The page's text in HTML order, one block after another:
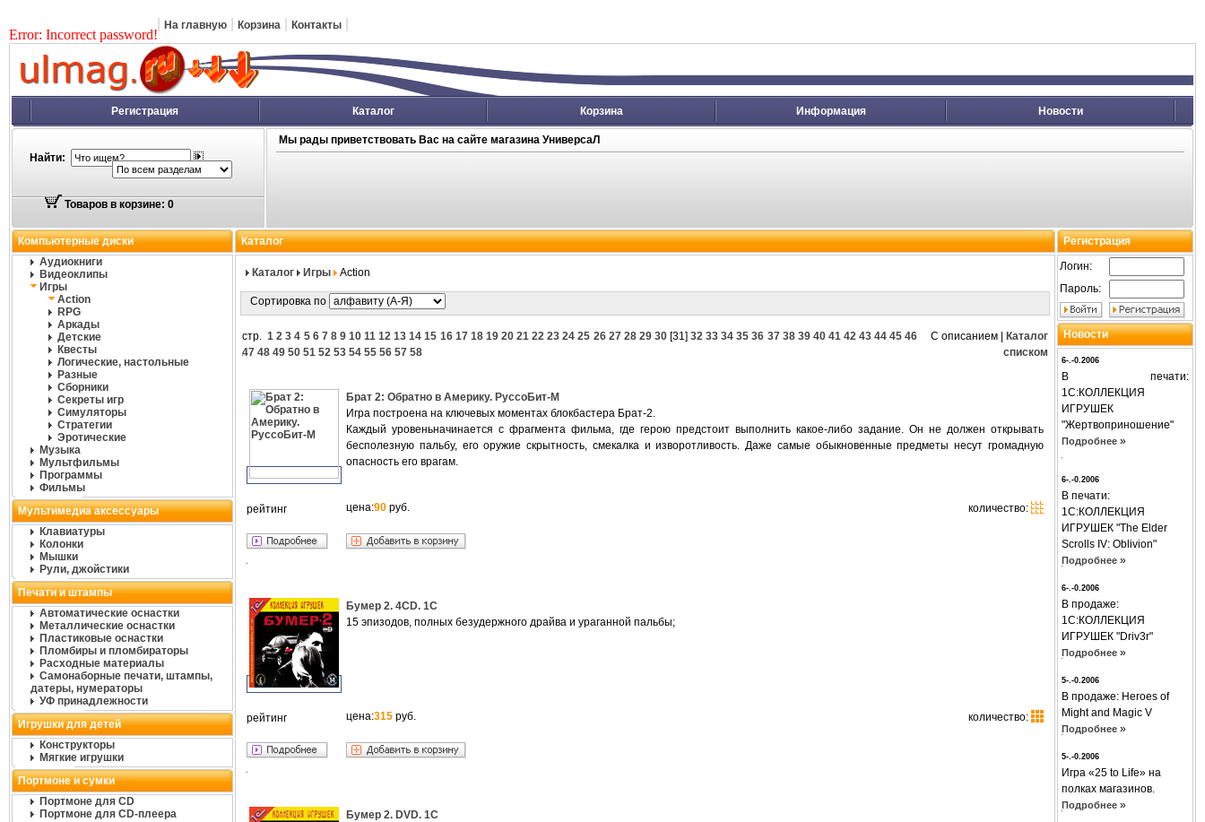
Error: Incorrect password!
На главную Корзина Контакты
Регистрация Каталог Корзина Информация Новости
Найти:
Товаров в корзине: 0
Мы рады приветствовать Вас на сайте магазина УниверсаЛ
Компьютерные диски
Аудиокниги
Видеоклипы
Игры
Action
RPG
Аркады
Детские
Квесты
Логические, настольные
Разные
Сборники
Секреты игр
Симуляторы
Стратегии
Эротические
Музыка
Мультфильмы
Программы
Фильмы
Мультимедиа аксессуары
Клавиатуры
Колонки
Мышки
Рули, джойстики
Печати и штампы
Автоматические оснастки
Металлические оснастки
Пластиковые оснастки
Пломбиры и пломбираторы
Расходные материалы
Самонаборные печати, штампы,
датеры, нумераторы
УФ принадлежности
Игрушки для детей
Конструкторы
Мягкие игрушки
Портмоне и сумки
Портмоне для CD
Портмоне для CD-плеера
Каталог
Каталог Игры Action
Сортировка по
стр.1 2 3 4 5 6 7 8 9 10 11 12 13 14 15 16 17 18 19 20 21 22 23 24 25 26 27 28 29 30[31]32 33 34 35 36 37 38 39 40 41 42 43 44 45 46
47 48 49 50 51 52 53 54 55 56 57 58
С описанием
Каталог
списком
Брат 2: Обратно в Америку. РуссоБит-М
Игра построена на ключевых моментах блокбастера Брат-2.
Каждый уровеньначинается с фрагмента фильма, где герою предстоит выполнить какое-либо задание. Он не должен открывать
бесполезную пальбу, его оружие скрытность, смекалка и изворотливость. Даже самые обыкновенные предметы несут громадную
опасность его врагам.
рейтинг цена:90 руб. количество:
Бумер 2. 4CD. 1C
15 эпизодов, полных безудержного драйва и ураганной пальбы;
рейтинг цена:315 руб. количество:
Бумер 2. DVD. 1C
Регистрация
Логин:
Пароль:
Новости
6-.-0.2006
В печати:
1С:КОЛЛЕКЦИЯ
ИГРУШЕК
"Жертвоприношение"
Подробнее »
6-.-0.2006
В печати:
1С:КОЛЛЕКЦИЯ
ИГРУШЕК "The Elder
Scrolls IV: Oblivion"
Подробнее »
6-.-0.2006
В продаже:
1С:КОЛЛЕКЦИЯ
ИГРУШЕК "Driv3r"
Подробнее »
5-.-0.2006
В продаже: Hеroes of
Might and Magic V
Подробнее »
5-.-0.2006
Игра «25 to Life» на
полках магазинов.
Подробнее »